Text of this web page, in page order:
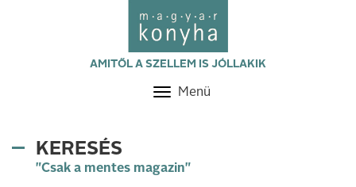
AMITŐL A SZELLEM IS JÓLLAKIK
Toggle
Menü
KERESÉS
"Csak a mentes magazin"